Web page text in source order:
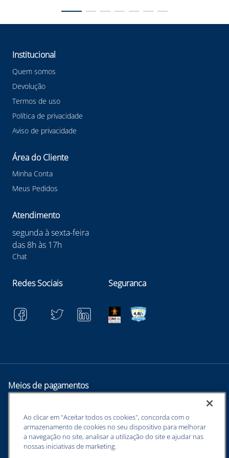
Institucional
Quem somos
Devolução
Termos de uso
Política de privacidade
Aviso de privacidade
Área do Cliente
Minha Conta
Meus Pedidos
Atendimento
segunda à sexta-feira
das 8h às 17h
Chat
Redes Sociais Seguranca
Meios de pagamentos
Ao clicar em "Aceitar todos os cookies", concorda com o
armazenamento de cookies no seu dispositivo para melhorar
a navegação no site, analisar a utilização do site e ajudar nas
nossas iniciativas de marketing.